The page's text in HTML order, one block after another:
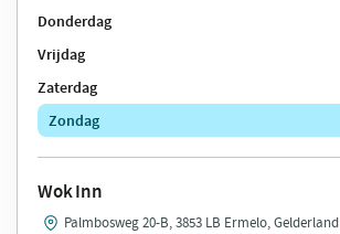
Donderdag
Vrijdag
Zaterdag
Zondag
Wok Inn
Palmbosweg 20-B, 3853 LB Ermelo, Gelderland